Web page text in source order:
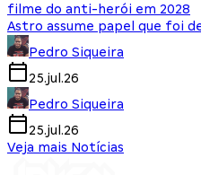
filme do anti-herói em 2028
Astro assume papel que foi
Pedro Siqueira
25.jul.26
Pedro Siqueira
25.jul.26
Veja mais Notícias